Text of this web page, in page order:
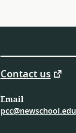
Contact us
Email
pcc@newschool.edu